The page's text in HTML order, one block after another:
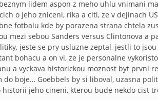
lidem aspon z meho uhlu vnimani
o jeho zniceni, rika a citi, ze v dejinach
fotbalu kde by porazena strana chtela
mezi sebou Sanders versus Clintonova a
jeste se pry usluzne zeptal, jestli to
bohacu a on vi, ze je personalne
a vyckava historickou moznost byt prvni
do boje… Goebbels by si liboval, uzasna
historii jeho cineni, kterou bude nekdo cist